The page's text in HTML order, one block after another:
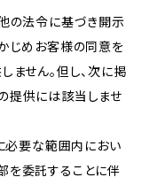
の法令に基づき開示
じめお客様の同意を
ません。但し、次に掲
提供には該当しませ
必要な範囲内におい
を委託することに伴